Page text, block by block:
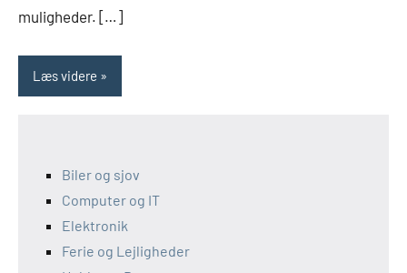
muligheder. […]
Læs videre
Biler og sjov
Computer og IT
Elektronik
Ferie og Lejligheder